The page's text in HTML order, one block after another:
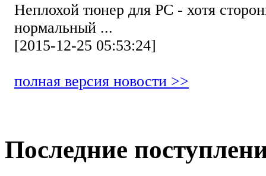
Неплохой тюнер для РС - хотя
нормальный ...
[2015-12-25 05:53:24]
полная версия новости >>
Последние